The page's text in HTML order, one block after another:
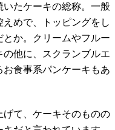
たケーキの総称。一般
めで、トッピングをし
か。クリームやフルー
他に、スクランブルエ
食事系パンケーキもあ
て、ケーキそのものの